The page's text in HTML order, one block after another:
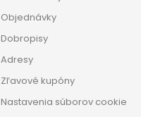
Objednávky
Dobropisy
Adresy
Zľavové kupóny
Nastavenia súborov cookie